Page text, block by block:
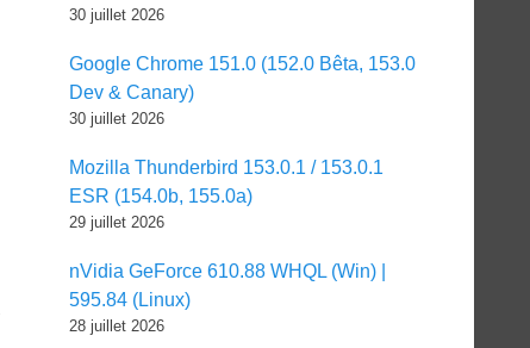
30 juillet 2026
Google Chrome 151.0 (152.0 Bêta, 153.0
Dev & Canary)
30 juillet 2026
Mozilla Thunderbird 153.0.1 / 153.0.1
ESR (154.0b, 155.0a)
29 juillet 2026
nVidia GeForce 610.88 WHQL (Win) |
595.84 (Linux)
28 juillet 2026